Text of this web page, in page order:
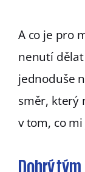
A co je pro
nenutí
jednoduše
směr, který
v tom, co
Dobrý tým